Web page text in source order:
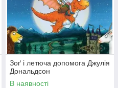
Зоґ і летюча допомога Джулія
Дональдсон
В наявності